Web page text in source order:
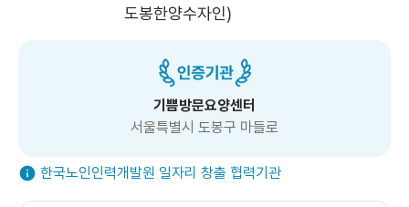
도봉한양수자인)
기쁨방문요양센터
서울특별시 도봉구 마들로
한국노인인력개발원 일자리 창출 협력기관